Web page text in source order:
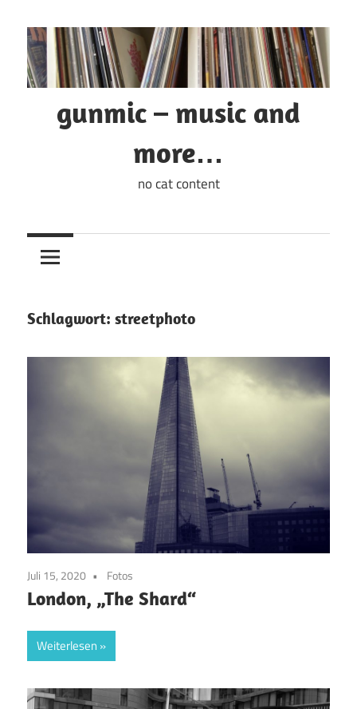
Inhalt
springen
gunmic – music and
more…
no cat content
Schlagwort: streetphoto
Juli 15, 2020 Fotos
London, „The Shard“
Weiterlesen